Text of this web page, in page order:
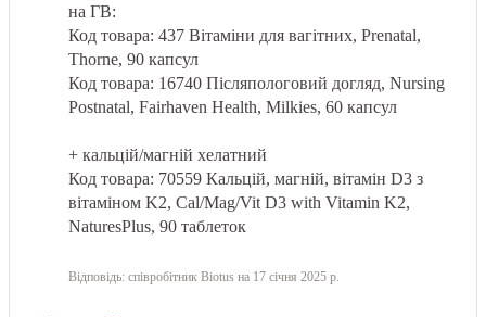
на ГВ:
Код товара: 437 Вітаміни для вагітних, Prenatal,
Thorne, 90 капсул
Код товара: 16740 Післяпологовий догляд, Nursing
Postnatal, Fairhaven Health, Milkies, 60 капсул
+ кальцій/магній хелатний
Код товара: 70559 Кальцій, магній, вітамін D3 з
вітаміном K2, Cal/Mag/Vit D3 with Vitamin K2,
NaturesPlus, 90 таблеток
Відповідь: співробітник Biotus на 17 січня 2025 р.